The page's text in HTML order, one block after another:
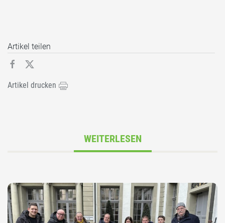
Artikel teilen
Artikel drucken
WEITERLESEN